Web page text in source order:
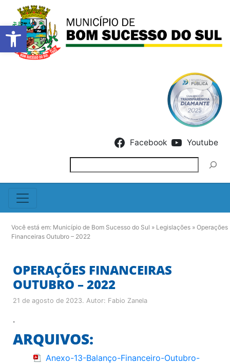
Barra de Ferramentas
Facebook Youtube
Você está em: Município de Bom Sucesso do Sul » Legislações » Operações
Financeiras Outubro – 2022
OPERAÇÕES FINANCEIRAS
OUTUBRO – 2022
21 de agosto de 2023. Autor: Fabio Zanela
.
ARQUIVOS:
Anexo-13-Balanço-Financeiro-Outubro-